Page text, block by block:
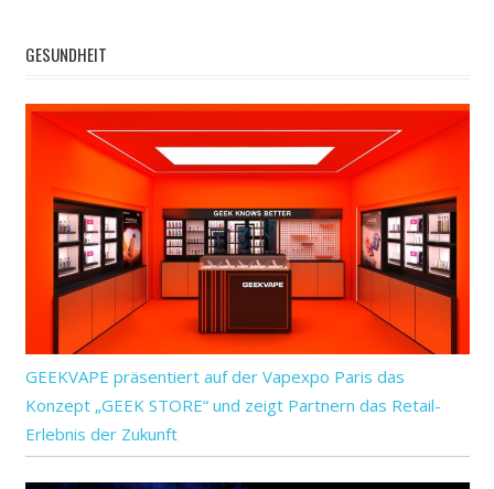
GESUNDHEIT
GEEKVAPE präsentiert auf der Vapexpo Paris das
Konzept „GEEK STORE“ und zeigt Partnern das Retail-
Erlebnis der Zukunft